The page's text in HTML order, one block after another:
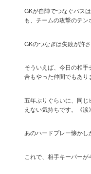
GKが自陣でつなぐパス
も、チームの攻撃のテン
GKのつなぎは失敗が許
そういえば、今日の相
合もやった仲間でもあり
五年ぶりぐらいに、同
えない気持ちです。《涙》
あのハードプレー懐かし
これで、相手キーパー